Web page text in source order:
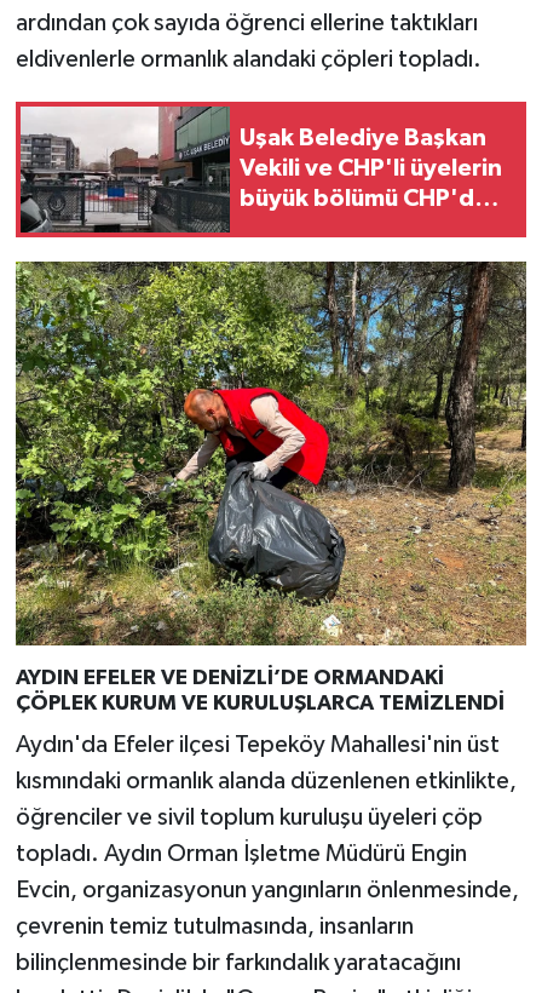
ardından çok sayıda öğrenci ellerine taktıkları
eldivenlerle ormanlık alandaki çöpleri topladı.
Uşak Belediye Başkan
Vekili ve CHP'li üyelerin
büyük bölümü CHP'den
AYDIN EFELER VE DENİZLİ’DE ORMANDAKİ
ÇÖPLEK KURUM VE KURULUŞLARCA TEMİZLENDİ
Aydın'da Efeler ilçesi Tepeköy Mahallesi'nin üst
kısmındaki ormanlık alanda düzenlenen etkinlikte,
öğrenciler ve sivil toplum kuruluşu üyeleri çöp
topladı. Aydın Orman İşletme Müdürü Engin
Evcin, organizasyonun yangınların önlenmesinde,
çevrenin temiz tutulmasında, insanların
bilinçlenmesinde bir farkındalık yaratacağını